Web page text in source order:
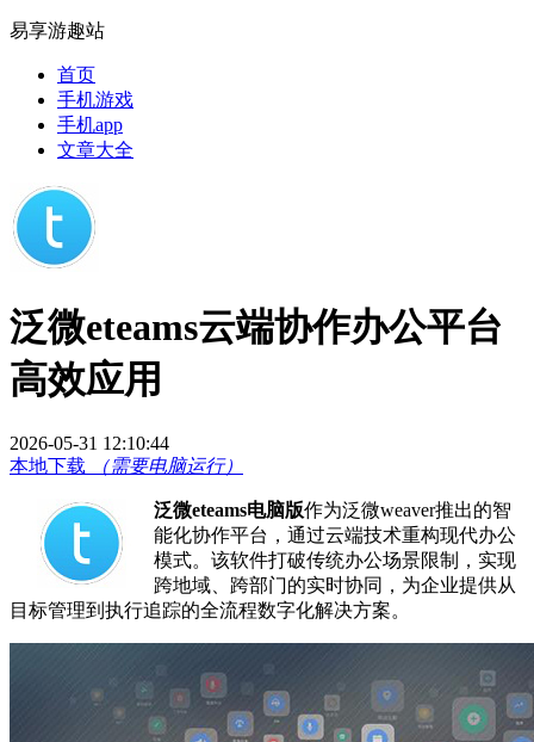
易享游趣站
首页
手机游戏
手机app
文章大全
泛微eteams云端协作办公平台
高效应用
2026-05-31 12:10:44
本地下载
（需要电脑运行）
泛微eteams电脑版作为泛微weaver推出的智
能化协作平台，通过云端技术重构现代办公
模式。该软件打破传统办公场景限制，实现
跨地域、跨部门的实时协同，为企业提供从
目标管理到执行追踪的全流程数字化解决方案。